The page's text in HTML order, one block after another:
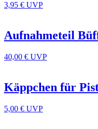
3,95 € UVP
Aufnahmeteil
40,00 € UVP
Käppchen für
5,00 € UVP